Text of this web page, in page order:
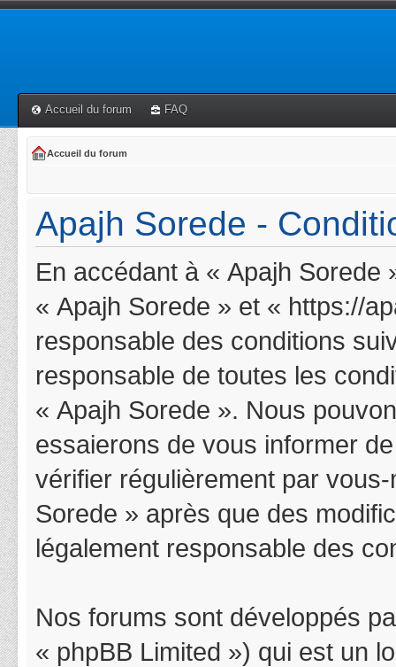
Accueil du forum FAQ
Accueil du forum
Apajh Sorede -
En accédant à « Apajh
« Apajh Sorede » et « https://
responsable des conditions
responsable de toutes les
« Apajh Sorede ». Nous
essaierons de vous informer
vérifier régulièrement par
Sorede » après que des
légalement responsable des
Nos forums sont développés
« phpBB Limited ») qui est un